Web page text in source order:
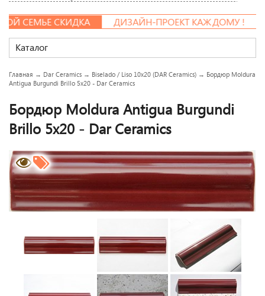
СЕМЬЕ СКИДКА
ДИЗАЙН-ПРОЕКТ КАЖДОМУ !
Каталог
Главная → Dar Ceramics → Biselado / Liso 10x20 (DAR Ceramics) → Бордюр Moldura
Antigua Burgundi Brillo 5x20 - Dar Ceramics
Бордюр Moldura Antigua Burgundi
Brillo 5x20 - Dar Ceramics